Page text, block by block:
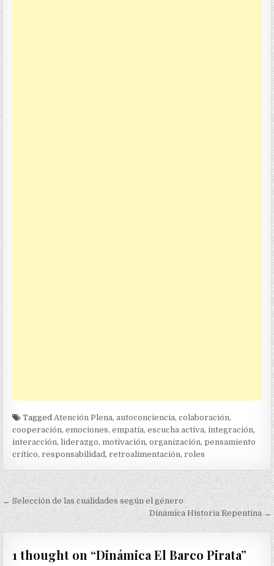
Tagged Atención Plena,autoconciencia,colaboración,
cooperación,emociones,empatía,escucha activa,integración,
interacción,liderazgo, motivación,organización,pensamiento
crítico,responsabilidad,retroalimentación,roles
Navegación
de
entradas
← Selección de las cualidades según el género
Dinámica Historia Repentina →
1 thought on “Dinámica El Barco Pirata”